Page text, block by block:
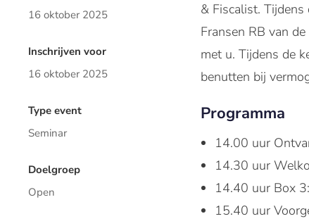
16 oktober 2025
Inschrijven voor
16 oktober 2025
Type event
Seminar
Doelgroep
Open
& Fiscalist.
Fransen RB van
met u. Tijdens de
benutten bij
Programma
14.00 uur
14.30 uur
14.40 uur Box
15.40 uur